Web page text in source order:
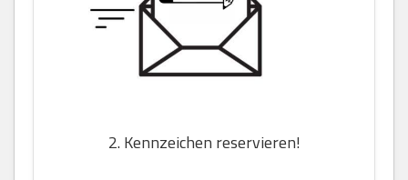
2. Kennzeichen reservieren!